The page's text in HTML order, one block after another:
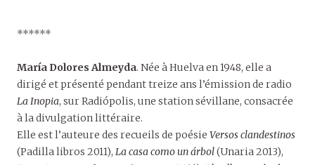
******
María Dolores Almeyda. Née à Huelva en 1948, elle a
dirigé et présenté pendant treize ans l’émission de radio
La Inopia, sur Radiópolis, une station sévillane, consacrée
à la divulgation littéraire.
Elle est l’auteure des recueils de poésie Versos clandestinos
(Padilla libros 2011), La casa como un árbol(Unaria 2013),